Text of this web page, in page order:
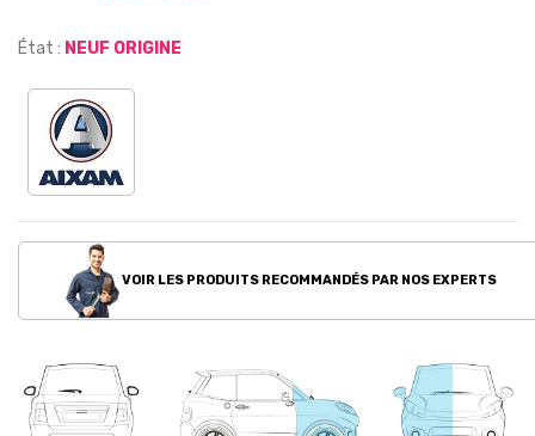
État : NEUF ORIGINE
VOIR LES PRODUITS RECOMMANDÉS PAR NOS EXPERTS